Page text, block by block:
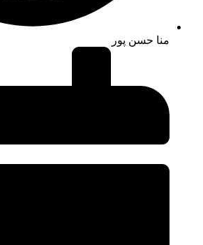
منا حسن پور